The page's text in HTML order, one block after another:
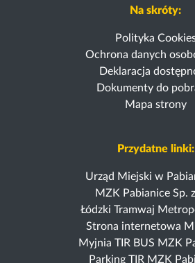
Na skróty:
Polityka
Ochrona danych
Deklaracja
Dokumenty do
Mapa strony
Przydatne linki:
Urząd Miejski w
MZK Pabianice Sp.
Łódzki Tramwaj
Strona internetowa
Myjnia TIR BUS MZK
Parking TIR MZK